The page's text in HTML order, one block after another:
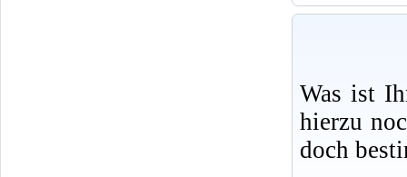
Was ist
hierzu
doch